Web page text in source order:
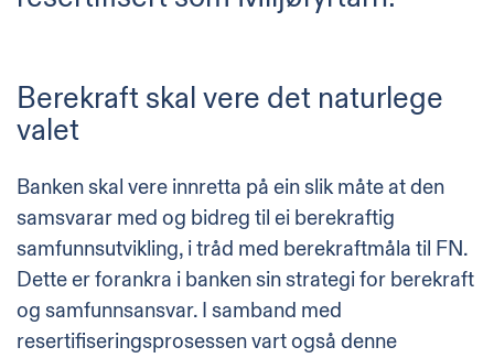
Berekraft skal vere det naturlege
valet
Banken skal vere innretta på ein slik måte at den
samsvarar med og bidreg til ei berekraftig
samfunnsutvikling, i tråd med berekraftmåla til FN.
Dette er forankra i banken sin strategi for berekraft
og samfunnsansvar. I samband med
resertifiseringsprosessen vart også denne